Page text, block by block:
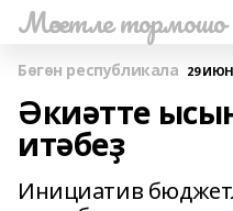
Мәсетле тормошо
Бөгөн республикала 29
Әкиәтте
итәбеҙ
Инициатив